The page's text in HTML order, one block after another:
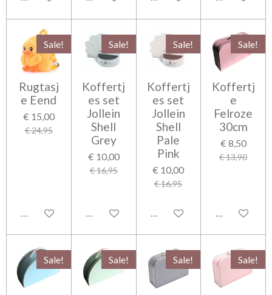
Sale!
Rugtasj
e Eend
€ 15,00
€ 24,95
In winkelwagen
Sale!
Koffertj
es set
Jollein
Shell
Grey
€ 10,00
€ 16,95
In winkelwagen
Sale!
Koffertj
es set
Jollein
Shell
Pale
Pink
€ 10,00
€ 16,95
In winkelwagen
Sale!
Koffertj
e
Felroze
30cm
€ 8,50
€ 13,90
In
Sale! Sale! Sale! Sale!